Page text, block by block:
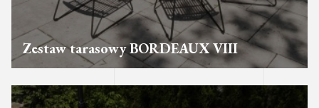
Zestaw tarasowy BORDEAUX VIII